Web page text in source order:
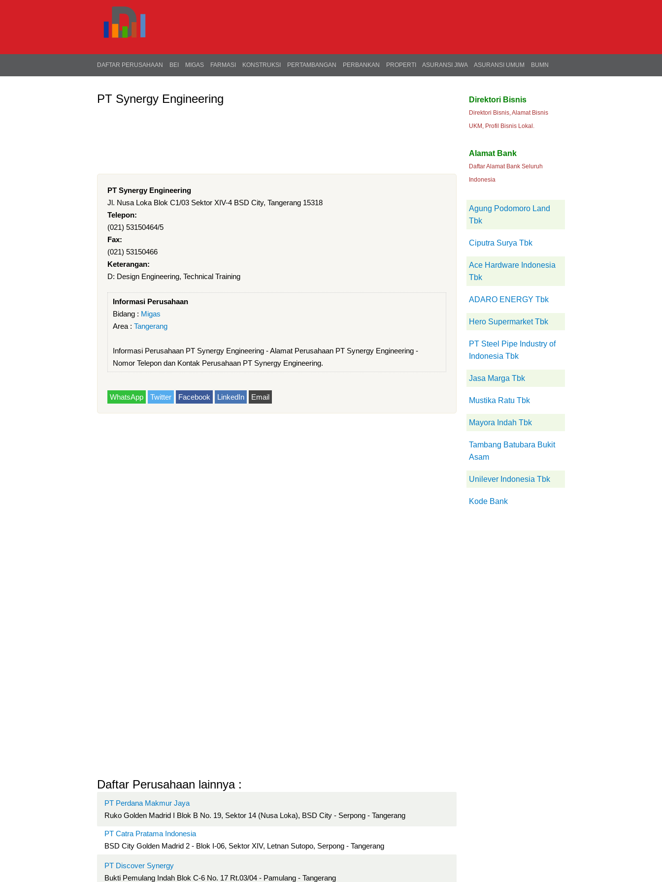
DAFTAR PERUSAHAAN BEI MIGAS FARMASI KONSTRUKSI PERTAMBANGAN PERBANKAN PROPERTI ASURANSI JIWA ASURANSI UMUM BUMN
PT Synergy Engineering
PT Synergy Engineering
Jl. Nusa Loka Blok C1/03 Sektor XIV-4 BSD City, Tangerang 15318
Telepon:
(021) 53150464/5
Fax:
(021) 53150466
Keterangan:
D: Design Engineering, Technical Training
Informasi Perusahaan
Bidang : Migas
Area : Tangerang
Informasi Perusahaan PT Synergy Engineering - Alamat Perusahaan PT Synergy Engineering -
Nomor Telepon dan Kontak Perusahaan PT Synergy Engineering.
WhatsApp Twitter Facebook LinkedIn Email
Daftar Perusahaan lainnya :
PT Perdana Makmur Jaya
Ruko Golden Madrid I Blok B No. 19, Sektor 14 (Nusa Loka), BSD City - Serpong - Tangerang
PT Catra Pratama Indonesia
BSD City Golden Madrid 2 - Blok I-06, Sektor XIV, Letnan Sutopo, Serpong - Tangerang
PT Discover Synergy
Bukti Pemulang Indah Blok C-6 No. 17 Rt.03/04 - Pamulang - Tangerang
Direktori Bisnis
Direktori Bisnis, Alamat Bisnis
UKM, Profil Bisnis Lokal.
Alamat Bank
Daftar Alamat Bank Seluruh
Indonesia
Agung Podomoro Land
Tbk
Ciputra Surya Tbk
Ace Hardware Indonesia
Tbk
ADARO ENERGY Tbk
Hero Supermarket Tbk
PT Steel Pipe Industry of
Indonesia Tbk
Jasa Marga Tbk
Mustika Ratu Tbk
Mayora Indah Tbk
Tambang Batubara Bukit
Asam
Unilever Indonesia Tbk
Kode Bank